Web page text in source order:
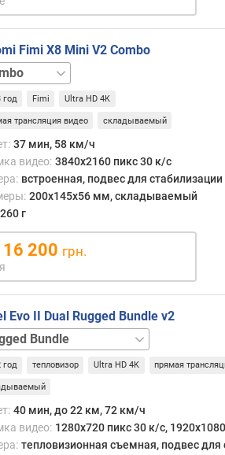
Fimi X8 Mini V2 Combo
год Fimi Ultra HD 4K
трансляция видео складываемый
37 мин, 58 км/ч
видео: 3840x2160 пикс 30 к/с
встроенная, подвес для стабилизации
200x145x56 мм, складываемый
260 г
200 грн.
Evo II Dual Rugged Bundle v2
год тепловизор Ultra HD 4K прямая
40 мин, до 22 км, 72 км/ч
видео: 1280x720 пикс 30 к/с,
тепловизионная съемная, подвес